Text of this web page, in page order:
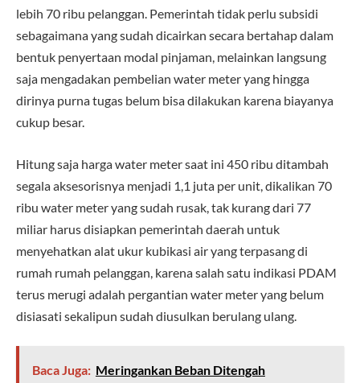
lebih 70 ribu pelanggan. Pemerintah tidak perlu subsidi
sebagaimana yang sudah dicairkan secara bertahap dalam
bentuk penyertaan modal pinjaman, melainkan langsung
saja mengadakan pembelian water meter yang hingga
dirinya purna tugas belum bisa dilakukan karena biayanya
cukup besar.
Hitung saja harga water meter saat ini 450 ribu ditambah
segala aksesorisnya menjadi 1,1 juta per unit, dikalikan 70
ribu water meter yang sudah rusak, tak kurang dari 77
miliar harus disiapkan pemerintah daerah untuk
menyehatkan alat ukur kubikasi air yang terpasang di
rumah rumah pelanggan, karena salah satu indikasi PDAM
terus merugi adalah pergantian water meter yang belum
disiasati sekalipun sudah diusulkan berulang ulang.
Baca Juga: Meringankan Beban Ditengah